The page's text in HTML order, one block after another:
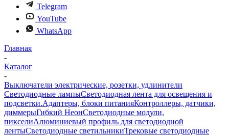
Telegram
YouTube
WhatsApp
Главная
-
Каталог
-
Выключатели электрические, розетки, удлинители
Светодиодные лампыСветодиодная лента для освещения и
подсветки.Адаптеры, блоки питанияКонтроллеры, датчики,
диммерыГибкий НеонСветодиодные модули,
пикселиАлюминиевый профиль для светодиодной
лентыСветодиодные светильникиТрековые светодиодные